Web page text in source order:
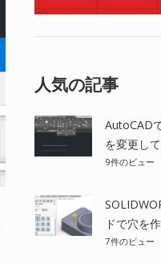
人気の記事
AutoCAD
を変更し
9件のビュー
ドで穴を
7件のビュー